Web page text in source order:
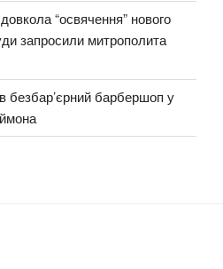
“освячення” нового
запросили митрополита
безбар’єрний барбершоп у